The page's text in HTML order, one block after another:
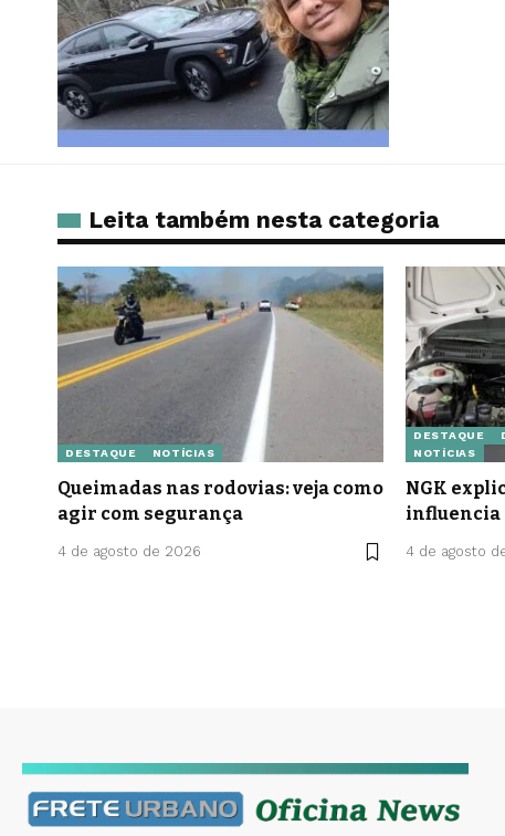
Leita também nesta categoria
DESTAQUE NOTÍCIAS
Queimadas nas rodovias: veja como
agir com segurança
4 de agosto de 2026
DESTAQUE
NOTÍCIAS
NGK
influencia
4 de agosto